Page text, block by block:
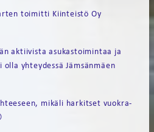
toimitti Kiinteistö Oy
aktiivista asukastoimintaa ja
yhteydessä Jämsänmäen
mikäli harkitset vuokra-